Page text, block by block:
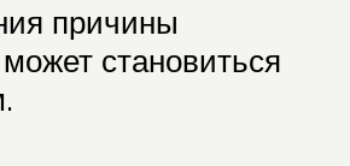
причины
становиться